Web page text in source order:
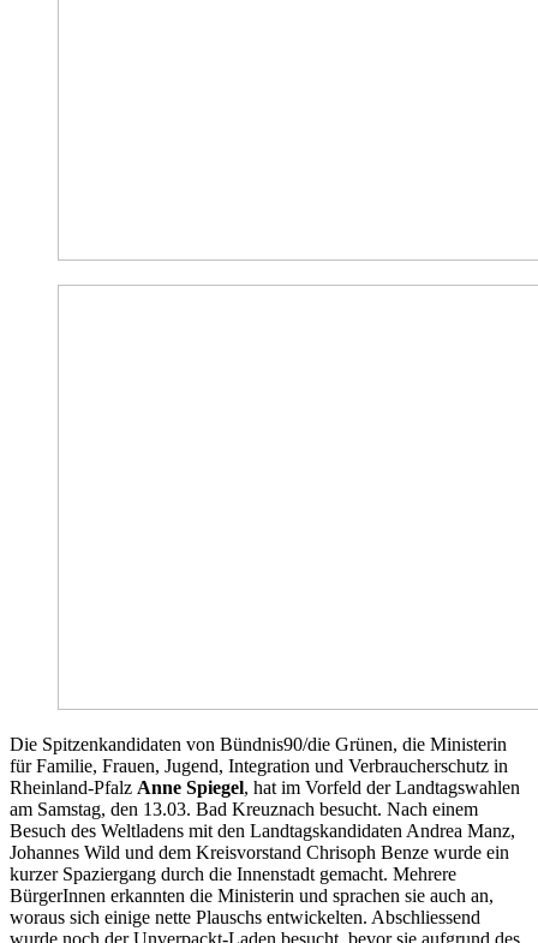
Die Spitzenkandidaten von Bündnis90/die Grünen, die Ministerin
für Familie, Frauen, Jugend, Integration und Verbraucherschutz in
Rheinland-Pfalz Anne Spiegel, hat im Vorfeld der Landtagswahlen
am Samstag, den 13.03. Bad Kreuznach besucht. Nach einem
Besuch des Weltladens mit den Landtagskandidaten Andrea Manz,
Johannes Wild und dem Kreisvorstand Chrisoph Benze wurde ein
kurzer Spaziergang durch die Innenstadt gemacht. Mehrere
BürgerInnen erkannten die Ministerin und sprachen sie auch an,
woraus sich einige nette Plauschs entwickelten. Abschliessend
wurde noch der Unverpackt-Laden besucht, bevor sie aufgrund des